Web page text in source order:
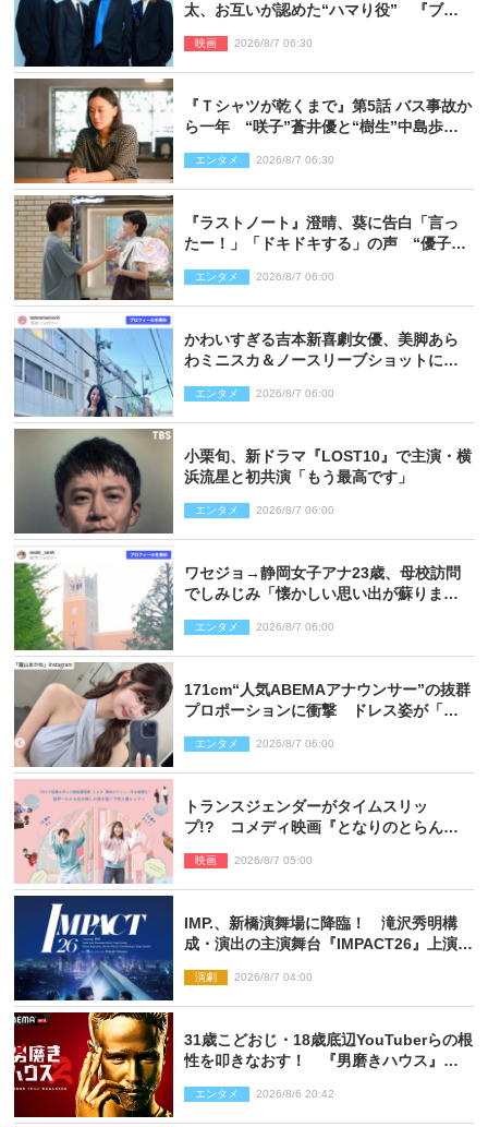
太、お互いが認めた“ハマり役” 『ブル
映画 2026/8/7 06:30
『Ｔシャツが乾くまで』第5話 バス事故か
ら一年 “咲子”蒼井優と“樹生”中島歩は
エンタメ 2026/8/7 06:30
『ラストノート』澄晴、葵に告白「言っ
たー！」「ドキドキする」の声 “優子劇
エンタメ 2026/8/7 06:00
かわいすぎる吉本新喜劇女優、美脚あら
わミニスカ＆ノースリーブショットに反
エンタメ 2026/8/7 06:00
小栗旬、新ドラマ『LOST10』で主演・横
浜流星と初共演「もう最高です」
エンタメ 2026/8/7 06:00
ワセジョ→静岡女子アナ23歳、母校訪問
でしみじみ「懐かしい思い出が蘇りまし
エンタメ 2026/8/7 06:00
171cm“人気ABEMAアナウンサー”の抜群
プロポーションに衝撃 ドレス姿が「美
エンタメ 2026/8/7 06:00
トランスジェンダーがタイムスリッ
プ!? コメディ映画『となりのとらんす
映画 2026/8/7 05:00
IMP.、新橋演舞場に降臨！ 滝沢秀明構
成・演出の主演舞台『IMPACT26』上演決
演劇 2026/8/7 04:00
31歳こどおじ・18歳底辺YouTuberらの根
性を叩きなおす！ 『男磨きハウス』第2
エンタメ 2026/8/6 20:42